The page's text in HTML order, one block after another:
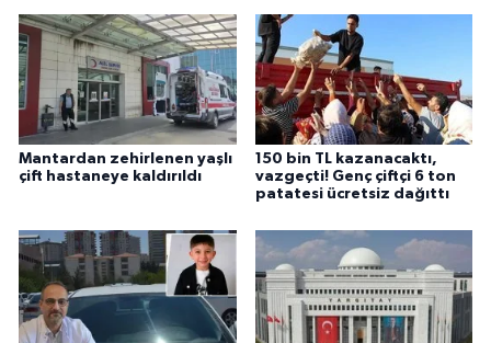
Mantardan zehirlenen yaşlı
çift hastaneye kaldırıldı
150 bin TL kazanacaktı,
vazgeçti! Genç çiftçi 6 ton
patatesi ücretsiz dağıttı